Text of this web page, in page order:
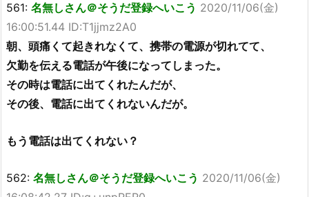
561: 名無しさん＠そうだ登録へいこう 2020/11/06(金)
16:00:51.44 ID:T1jjmz2A0
朝、頭痛くて起きれなくて、携帯の電源が切れてて、
欠勤を伝える電話が午後になってしまった。
その時は電話に出てくれたんだが、
その後、電話に出てくれないんだが。
もう電話は出てくれない？
562: 名無しさん＠そうだ登録へいこう 2020/11/06(金)